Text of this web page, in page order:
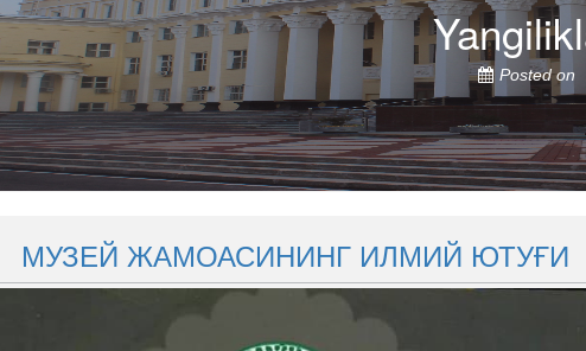
Posted on
МУЗЕЙ ЖАМОАСИНИНГ ИЛМИЙ ЮТУҒИ